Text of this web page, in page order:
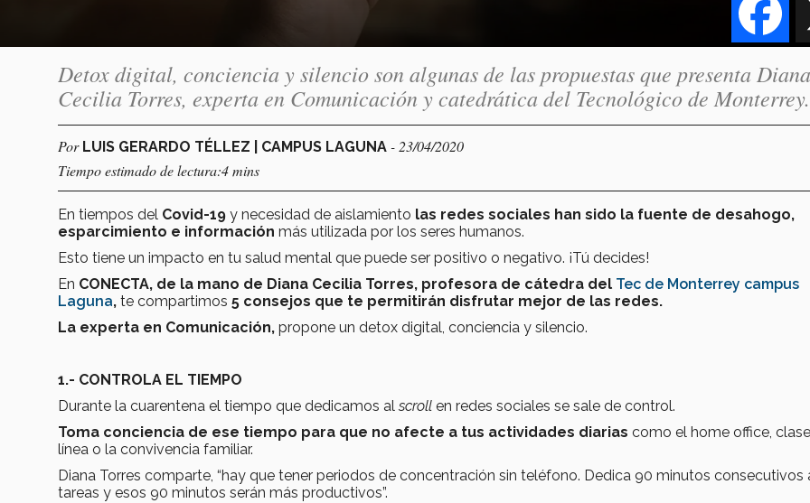
Detox digital, conciencia y silencio son algunas de las propuestas que presenta Diana
Cecilia Torres, experta en Comunicación y catedrática del Tecnológico de Monterrey.
Por LUIS GERARDO TÉLLEZ | CAMPUS LAGUNA - 23/04/2020
Tiempo estimado de lectura:4 mins
En tiempos del Covid-19 y necesidad de aislamiento las redes sociales han sido la fuente de desahogo,
esparcimiento e información más utilizada por los seres humanos.
Esto tiene un impacto en tu salud mental que puede ser positivo o negativo. ¡Tú decides!
En CONECTA, de la mano de Diana Cecilia Torres, profesora de cátedra del Tec de Monterrey campus
Laguna, te compartimos 5 consejos que te permitirán disfrutar mejor de las redes.
La experta en Comunicación, propone un detox digital, conciencia y silencio.
1.- CONTROLA EL TIEMPO
Durante la cuarentena el tiempo que dedicamos alscroll en redes sociales se sale de control.
Toma conciencia de ese tiempo para que no afecte a tus actividades diarias como el home office,
línea o la convivencia familiar.
Diana Torres comparte, “hay que tener periodos de concentración sin teléfono. Dedica 90 minutos consecutivos
tareas y esos 90 minutos serán más productivos”.